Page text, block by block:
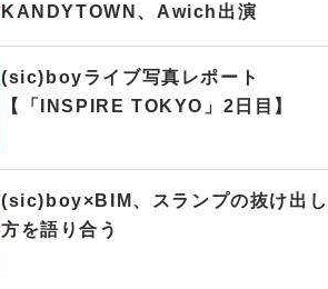
KANDYTOWN、Awich出演
(sic)boyライブ写真レポート
【「INSPIRE TOKYO」2日目】
(sic)boy×BIM、スランプの抜け出し
方を語り合う